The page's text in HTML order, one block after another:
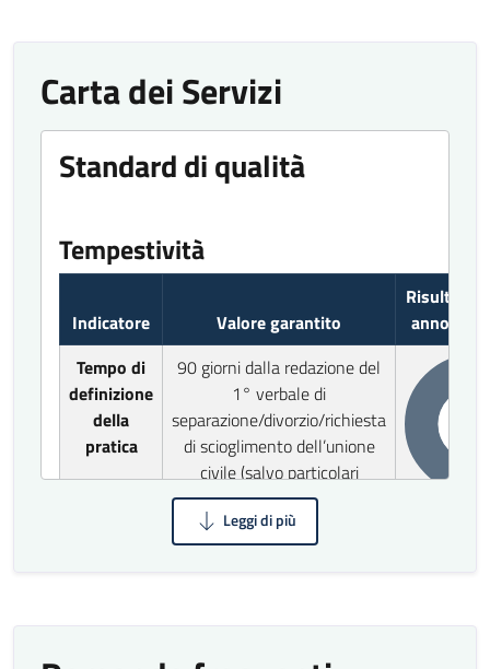
Carta dei Servizi
Standard di qualità
Tempestività
Indicatore Valore garantito
Risultati
anno
Tempo di
definizione
della
pratica
90 giorni dalla redazione del
1° verbale di
separazione/divorzio/richiesta
di scioglimento dell’unione
civile (salvo particolari
esigenze istruttorie)
Livello di accessibilità al servizio per le
persone con disabilità motoria
PARZIALMENTE INACCESSIBILE*